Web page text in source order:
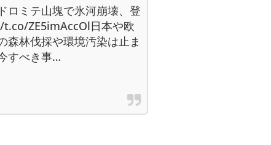
ミテ山塊で氷河崩壊、登
ZE5imAccOl日本や欧
森林伐採や環境汚染は止ま
すべき事…